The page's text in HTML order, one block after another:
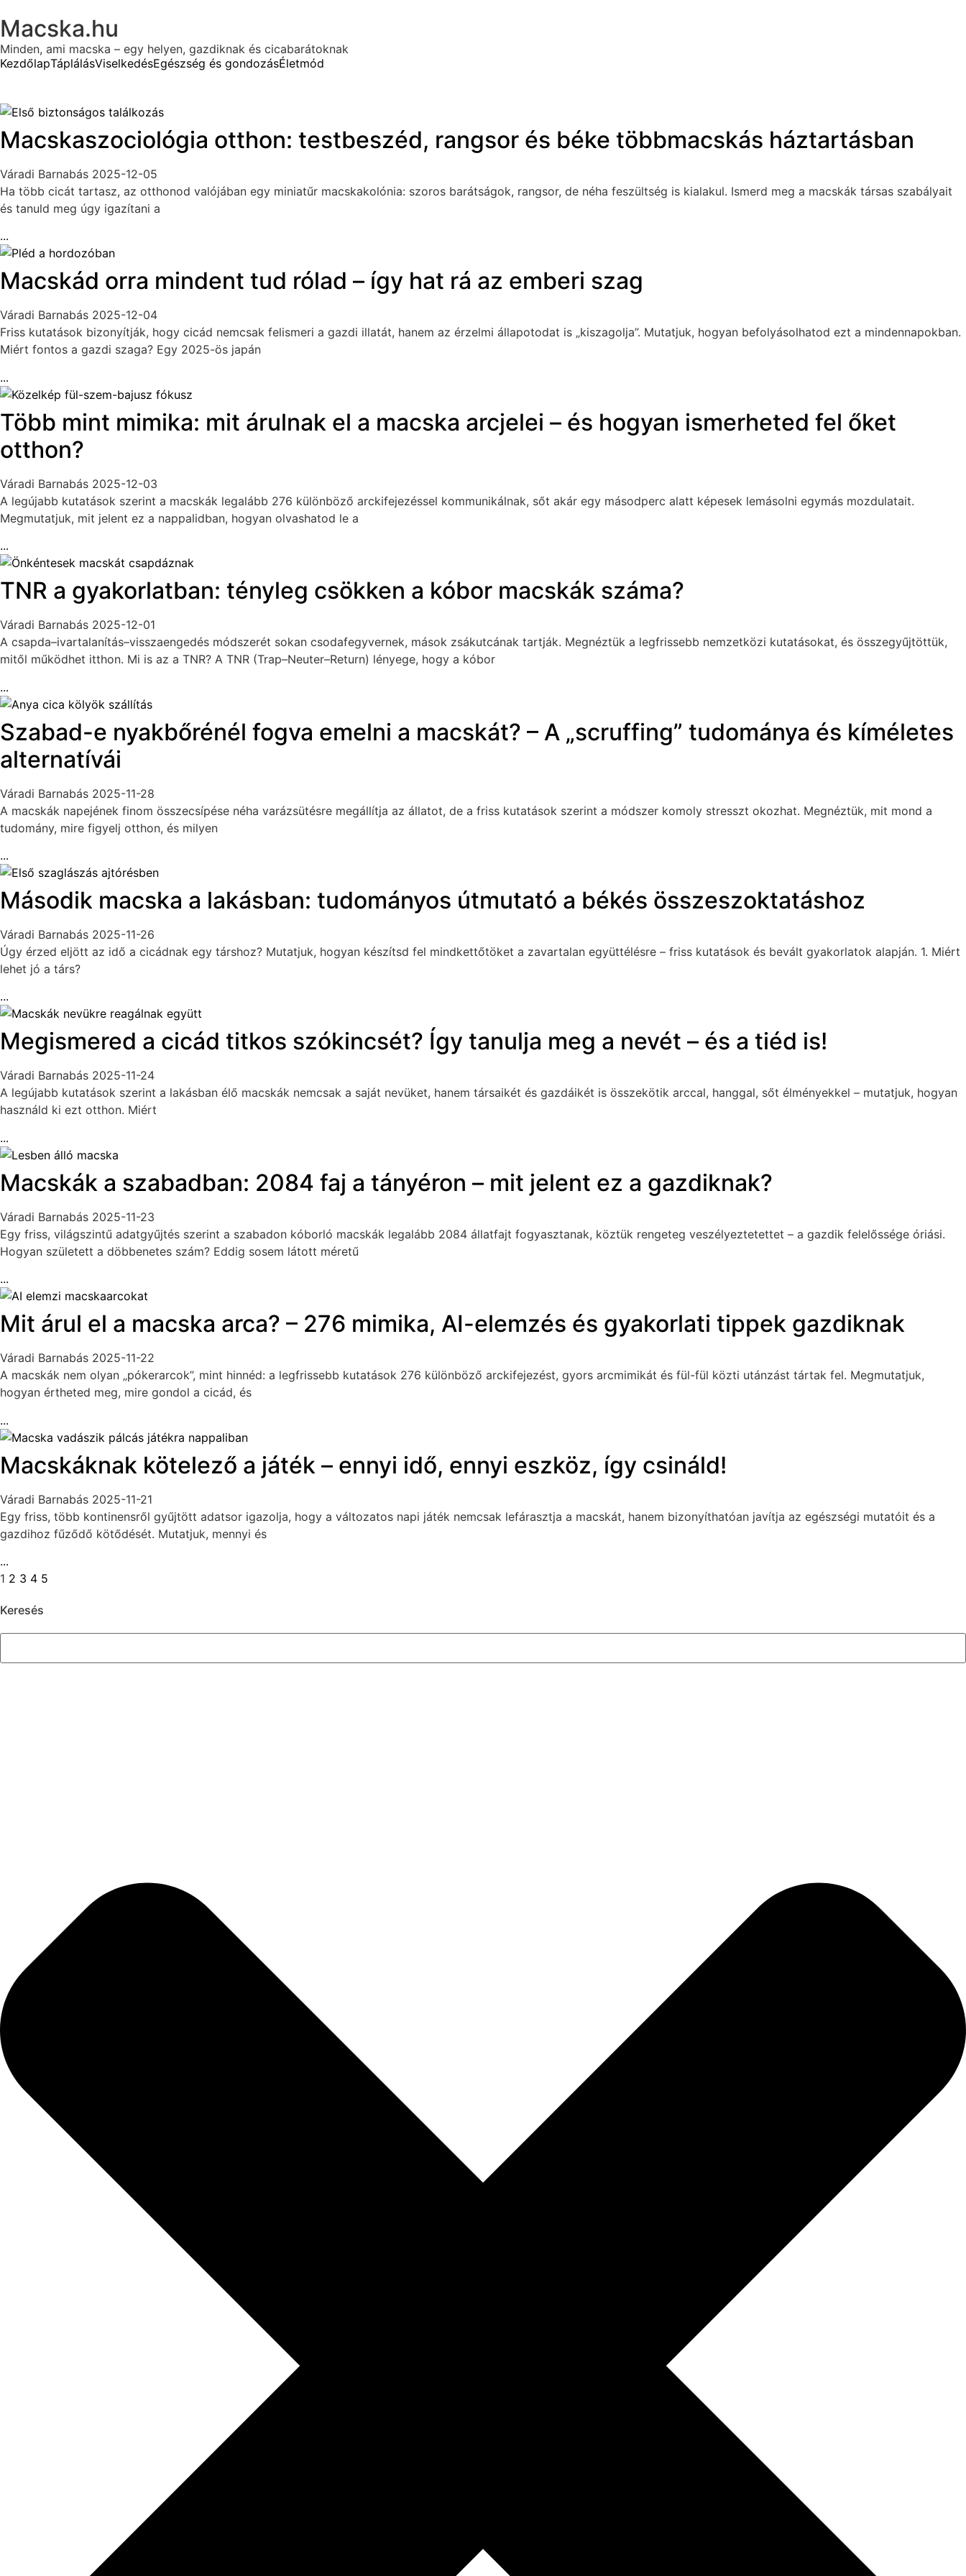
Macska.hu
Minden, ami macska – egy helyen, gazdiknak és cicabarátoknak
KezdőlapTáplálásViselkedésEgészség és gondozásÉletmód
Macskaszociológia otthon: testbeszéd, rangsor és béke többmacskás háztartásban
Váradi Barnabás 2025-12-05
Ha több cicát tartasz, az otthonod valójában egy miniatűr macskakolónia: szoros barátságok, rangsor, de néha feszültség is kialakul. Ismerd meg a macskák társas szabályait
és tanuld meg úgy igazítani a
...
Macskád orra mindent tud rólad – így hat rá az emberi szag
Váradi Barnabás 2025-12-04
Friss kutatások bizonyítják, hogy cicád nemcsak felismeri a gazdi illatát, hanem az érzelmi állapotodat is „kiszagolja”. Mutatjuk, hogyan befolyásolhatod ezt a mindennapokban.
Miért fontos a gazdi szaga? Egy 2025-ös japán
...
Több mint mimika: mit árulnak el a macska arcjelei – és hogyan ismerheted fel őket
otthon?
Váradi Barnabás 2025-12-03
A legújabb kutatások szerint a macskák legalább 276 különböző arckifejezéssel kommunikálnak, sőt akár egy másodperc alatt képesek lemásolni egymás mozdulatait.
Megmutatjuk, mit jelent ez a nappalidban, hogyan olvashatod le a
...
TNR a gyakorlatban: tényleg csökken a kóbor macskák száma?
Váradi Barnabás 2025-12-01
A csapda–ivartalanítás–visszaengedés módszerét sokan csodafegyvernek, mások zsákutcának tartják. Megnéztük a legfrissebb nemzetközi kutatásokat, és összegyűjtöttük,
mitől működhet itthon. Mi is az a TNR? A TNR (Trap–Neuter–Return) lényege, hogy a kóbor
...
Szabad-e nyakbőrénél fogva emelni a macskát? – A „scruffing” tudománya és kíméletes
alternatívái
Váradi Barnabás 2025-11-28
A macskák napejének finom összecsípése néha varázsütésre megállítja az állatot, de a friss kutatások szerint a módszer komoly stresszt okozhat. Megnéztük, mit mond a
tudomány, mire figyelj otthon, és milyen
...
Második macska a lakásban: tudományos útmutató a békés összeszoktatáshoz
Váradi Barnabás 2025-11-26
Úgy érzed eljött az idő a cicádnak egy társhoz? Mutatjuk, hogyan készítsd fel mindkettőtöket a zavartalan együttélésre – friss kutatások és bevált gyakorlatok alapján. 1. Miért
lehet jó a társ?
...
Megismered a cicád titkos szókincsét? Így tanulja meg a nevét – és a tiéd is!
Váradi Barnabás 2025-11-24
A legújabb kutatások szerint a lakásban élő macskák nemcsak a saját nevüket, hanem társaikét és gazdáikét is összekötik arccal, hanggal, sőt élményekkel – mutatjuk, hogyan
használd ki ezt otthon. Miért
...
Macskák a szabadban: 2084 faj a tányéron – mit jelent ez a gazdiknak?
Váradi Barnabás 2025-11-23
Egy friss, világszintű adatgyűjtés szerint a szabadon kóborló macskák legalább 2084 állatfajt fogyasztanak, köztük rengeteg veszélyeztetettet – a gazdik felelőssége óriási.
Hogyan született a döbbenetes szám? Eddig sosem látott méretű
...
Mit árul el a macska arca? – 276 mimika, AI-elemzés és gyakorlati tippek gazdiknak
Váradi Barnabás 2025-11-22
A macskák nem olyan „pókerarcok”, mint hinnéd: a legfrissebb kutatások 276 különböző arckifejezést, gyors arcmimikát és fül-fül közti utánzást tártak fel. Megmutatjuk,
hogyan értheted meg, mire gondol a cicád, és
...
Macskáknak kötelező a játék – ennyi idő, ennyi eszköz, így csináld!
Váradi Barnabás 2025-11-21
Egy friss, több kontinensről gyűjtött adatsor igazolja, hogy a változatos napi játék nemcsak lefárasztja a macskát, hanem bizonyíthatóan javítja az egészségi mutatóit és a
gazdihoz fűződő kötődését. Mutatjuk, mennyi és
...
1 2 3 4 5
Keresés